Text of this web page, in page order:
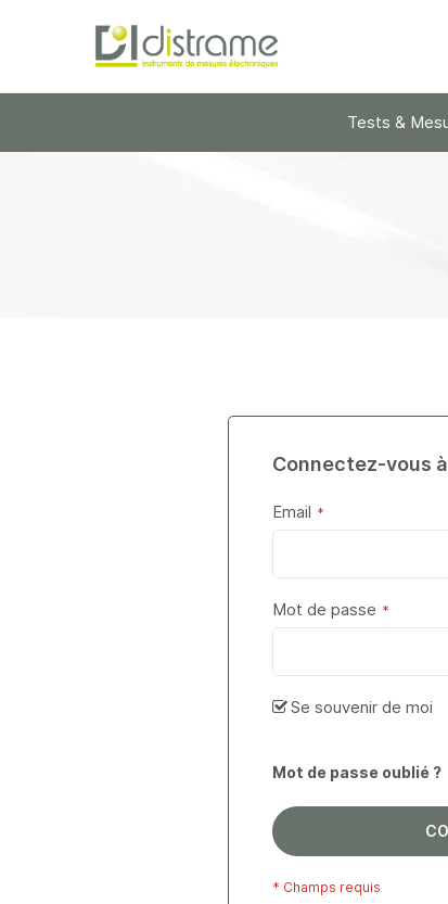
Tests &
Connectez-vous
Email
Mot de passe
Se souvenir de moi
Mot de passe oublié ?